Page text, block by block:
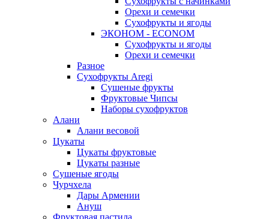
Орехи и семечки
Сухофрукты и ягоды
ЭКОНОМ - ECONOM
Сухофрукты и ягоды
Орехи и семечки
Разное
Сухофрукты Aregi
Сушеные фрукты
Фруктовые Чипсы
Наборы сухофруктов
Алани
Алани весовой
Цукаты
Цукаты фруктовые
Цукаты разные
Сушеные ягоды
Чурчхела
Дары Армении
Ануш
Фруктовая пастила